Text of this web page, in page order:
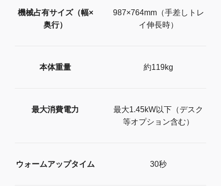
機械占有サイズ（幅×
奥行）
987×764mm（手差しトレ
イ伸長時）
本体重量 約119kg
最大消費電力
最大1.45kW以下（デスク
等オプション含む）
ウォームアップタイム 30秒